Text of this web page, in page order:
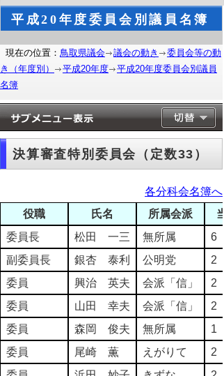
平成20年度委員会別議員名簿
現在の位置： 鳥取県議会 議会の動き
委員会等の動
き（年度別）
平成20年度
平成20年度委員会別議員
名簿
決算審査特別委員会（定数33）
各分科会名簿へ
役職
氏名 所属会派
委員長
松田 一三 無所属
6
副委員長
銀杏 泰利 公明党
2
委員
興治 英夫 会派「信」
2
委員
山田 幸夫 会派「信」
2
委員
森岡 俊夫 無所属
1
委員
尾崎 薫 えがりて
2